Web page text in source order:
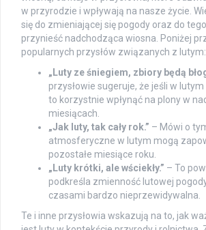
w przyrodzie i wpływają na nasze życie.
się do zmieniającej się pogody oraz do
przynieść nadchodząca wiosna. Poniżej
popularnych przysłów związanych z lutym:
„Luty ze śniegiem, zbiory będą
przysłowie sugeruje, że jeśli w
to korzystnie wpłynąć na plony w
miesiącach.
„Jak luty, tak cały rok.” – Mówi o
atmosferyczne w lutym mogą
pozostałe miesiące roku.
„Luty krótki, ale wściekły.” – To
podkreśla zmienność lutowej
czasami bardzo nieprzewidywalna.
Te i inne przysłowia wskazują na to, jak